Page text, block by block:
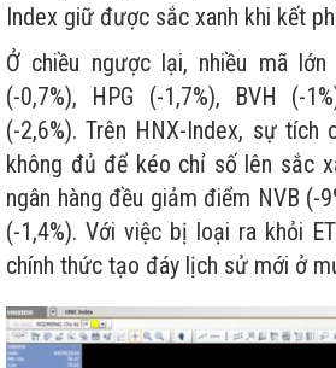
Index giữ được sắc xanh khi kết
Ở chiều ngược lại, nhiều mã
(-0,7%), HPG (-1,7%), BVH (-
(-2,6%). Trên HNX-Index, sự tích
không đủ để kéo chỉ số lên sắc
ngân hàng đều giảm điểm NVB (-
(-1,4%). Với việc bị loại ra khỏi
chính thức tạo đáy lịch sử mới ở